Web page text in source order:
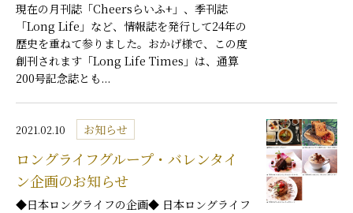
現在の月刊誌「Cheersらいふ+」、季刊誌
「Long Life」など、情報誌を発行して24年の
歴史を重ねて参りました。おかげ様で、この度
創刊されます「Long Life Times」は、通算
200号記念誌とも...
2021.02.10 お知らせ
ロングライフグループ・バレンタイ
ン企画のお知らせ
◆日本ロングライフの企画◆ 日本ロングライフ